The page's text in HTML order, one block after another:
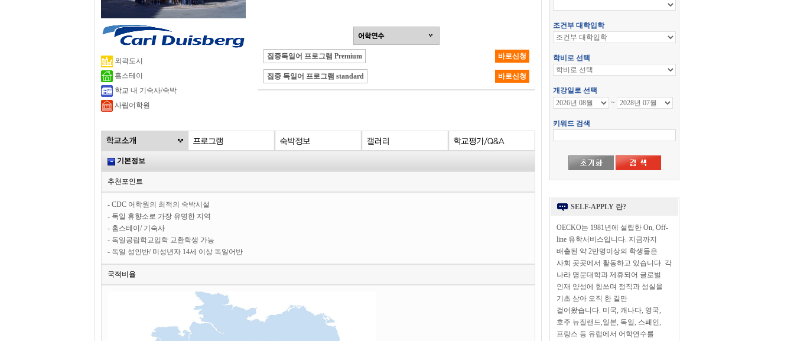
외곽도시
홈스테이
학교 내 기숙사/숙박
사립어학원
집중독일어 프로그램 Premium 바로신청
집중 독일어 프로그램 standard 바로신청
기본정보
추천포인트
- CDC 어학원의 최적의 숙박시설
- 독일 휴향소로 가장 유명한 지역
- 홈스테이/ 기숙사
- 독일공립학교입학 교환학생 가능
- 독일 성인반/ 미성년자 14세 이상 독일어반
국적비율
SELF-APPLY 란?
OECKO는 1981년에 설립한 On, Off-
line 유학서비스입니다. 지금까지
배출된 약 2만명이상의 학생들은
사회 곳곳에서 활동하고 있습니다. 각
나라 명문대학과 제휴되어 글로벌
인재 양성에 힘쓰며 정직과 성실을
기초 삼아 오직 한 길만
걸어왔습니다. 미국, 캐나다, 영국,
호주 뉴질랜드,일본, 독일, 스페인,
프랑스 등 유럽에서 어학연수를